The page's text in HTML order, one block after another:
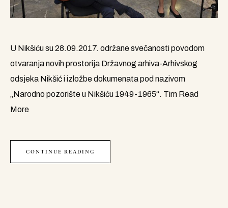
U Nikšiću su 28.09.2017. održane svečanosti povodom
otvaranja novih prostorija Državnog arhiva-Arhivskog
odsjeka Nikšić i izložbe dokumenata pod nazivom
„Narodno pozorište u Nikšiću 1949-1965“. Tim Read
More
CONTINUE READING